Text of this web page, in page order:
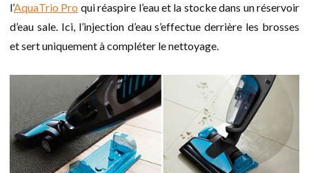
l’AquaTrio Pro qui réaspire l’eau et la stocke dans un réservoir
d’eau sale. Ici, l’injection d’eau s’effectue derrière les brosses
et sert uniquement à compléter le nettoyage.